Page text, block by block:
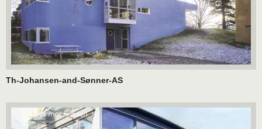
Th-Johansen-and-Sønner-AS